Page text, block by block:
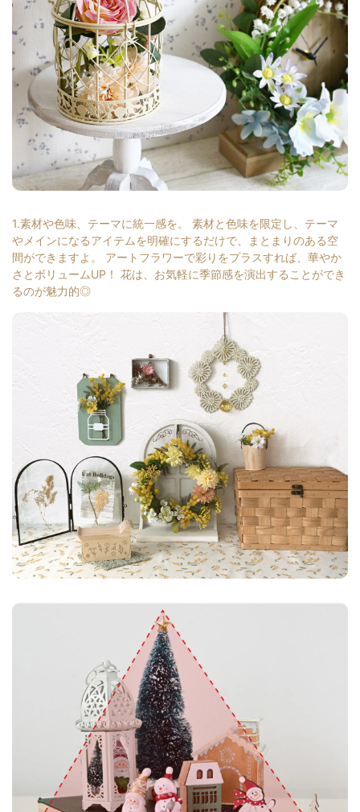
1.素材や色味、テーマに統一感を。 素材と色味を限定し、テーマ
やメインになるアイテムを明確にするだけで、まとまりのある空
間ができますよ。 アートフラワーで彩りをプラスすれば、華やか
さとボリュームUP！ 花は、お気軽に季節感を演出することができ
るのが魅力的◎